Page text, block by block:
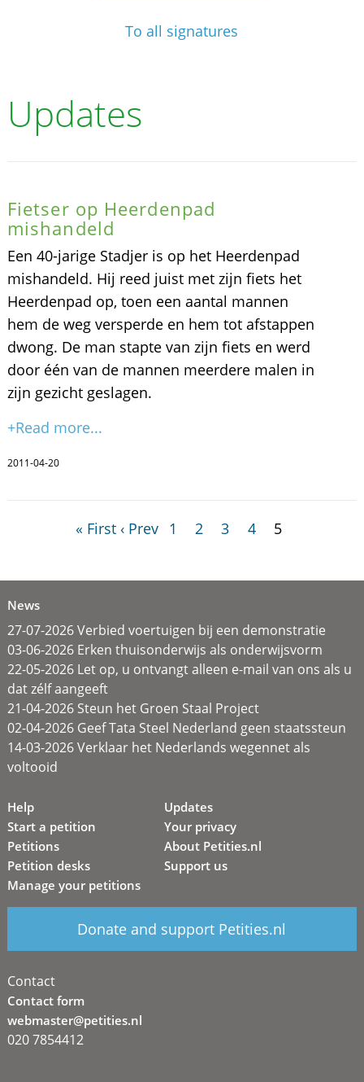
To all signatures
Updates
Fietser op Heerdenpad
mishandeld
Een 40-jarige Stadjer is op het Heerdenpad
mishandeld. Hij reed juist met zijn fiets het
Heerdenpad op, toen een aantal mannen
hem de weg versperde en hem tot afstappen
dwong. De man stapte van zijn fiets en werd
door één van de mannen meerdere malen in
zijn gezicht geslagen.
+Read more...
2011-04-20
« First ‹ Prev 1 2 3 4 5
News
27-07-2026 Verbied voertuigen bij een demonstratie
03-06-2026 Erken thuisonderwijs als onderwijsvorm
22-05-2026 Let op, u ontvangt alleen e-mail van ons als u
dat zélf aangeeft
21-04-2026 Steun het Groen Staal Project
02-04-2026 Geef Tata Steel Nederland geen staatssteun
14-03-2026 Verklaar het Nederlands wegennet als
voltooid
Help
Start a petition
Petitions
Petition desks
Manage your petitions
Updates
Your privacy
About Petities.nl
Support us
Donate and support Petities.nl
Contact
Contact form
webmaster@petities.nl
020 7854412